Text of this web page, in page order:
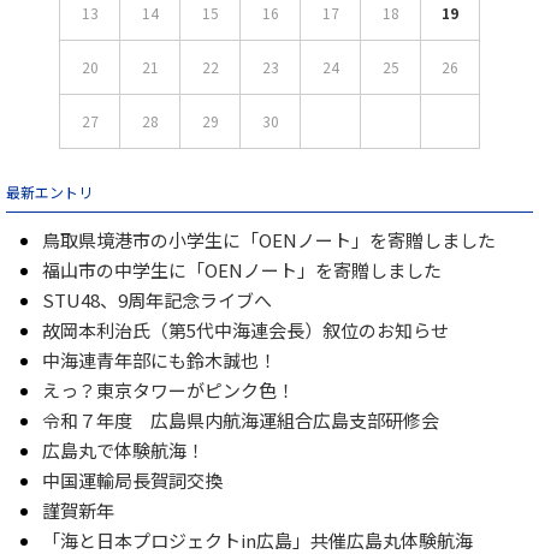
13 14 15 16 17 18 19
20 21 22 23 24 25 26
27 28 29 30
最新エントリ
鳥取県境港市の小学生に「OENノート」を寄贈しました
福山市の中学生に「OENノート」を寄贈しました
STU48、9周年記念ライブへ
故岡本利治氏（第5代中海連会長）叙位のお知らせ
中海連青年部にも鈴木誠也！
えっ？東京タワーがピンク色！
令和７年度 広島県内航海運組合広島支部研修会
広島丸で体験航海！
中国運輸局長賀詞交換
謹賀新年
「海と日本プロジェクトin広島」共催広島丸体験航海